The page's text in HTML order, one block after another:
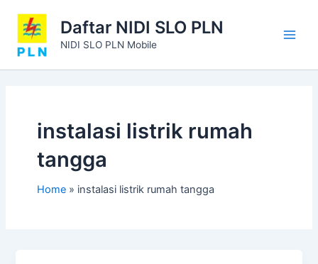
content
Daftar NIDI SLO PLN
NIDI SLO PLN Mobile
instalasi listrik rumah
tangga
Home instalasi listrik rumah tangga